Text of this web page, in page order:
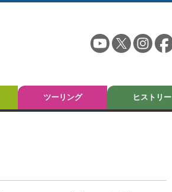
ツーリング ヒストリー